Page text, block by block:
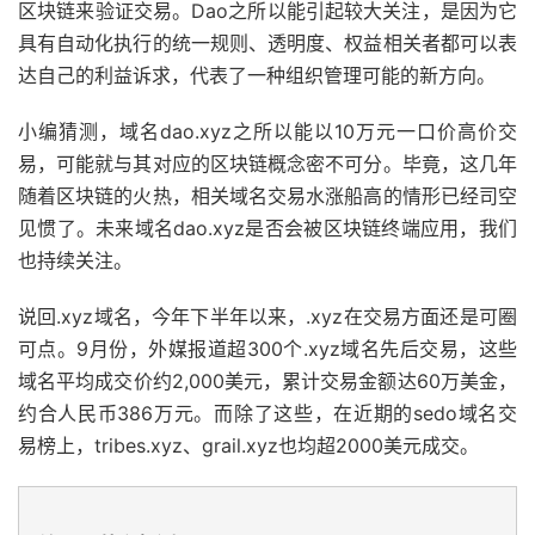
区块链来验证交易。Dao之所以能引起较大关注，是因为它
具有自动化执行的统一规则、透明度、权益相关者都可以表
达自己的利益诉求，代表了一种组织管理可能的新方向。
小编猜测，域名dao.xyz之所以能以10万元一口价高价交
易，可能就与其对应的区块链概念密不可分。毕竟，这几年
随着区块链的火热，相关域名交易水涨船高的情形已经司空
见惯了。未来域名dao.xyz是否会被区块链终端应用，我们
也持续关注。
说回.xyz域名，今年下半年以来，.xyz在交易方面还是可圈
可点。9月份，外媒报道超300个.xyz域名先后交易，这些
域名平均成交价约2,000美元，累计交易金额达60万美金，
约合人民币386万元。而除了这些，在近期的sedo域名交
易榜上，tribes.xyz、grail.xyz也均超2000美元成交。